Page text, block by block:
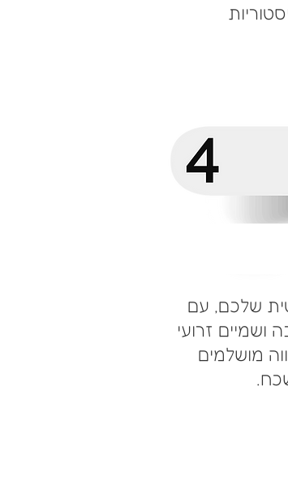
שלכם, עם
ושמיים זרועי
מושלמים